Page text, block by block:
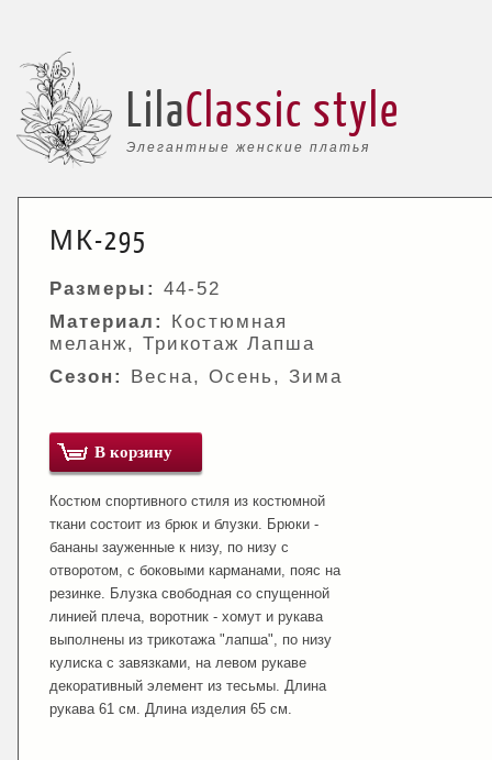
Элегантные женские платья
LilaClassic style
МК-295
Размеры: 44-52
Материал:
Костюмная
меланж, Трикотаж Лапша
Сезон:
Весна, Осень, Зима
В корзину
Костюм спортивного стиля из костюмной
ткани состоит из брюк и блузки. Брюки -
бананы зауженные к низу, по низу с
отворотом, с боковыми карманами, пояс на
резинке. Блузка свободная со спущенной
линией плеча, воротник - хомут и рукава
выполнены из трикотажа "лапша", по низу
кулиска с завязками, на левом рукаве
декоративный элемент из тесьмы. Длина
рукава 61 см. Длина изделия 65 см.